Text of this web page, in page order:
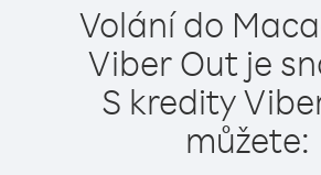
Volání do
Viber Out je
S kredity
můžete: